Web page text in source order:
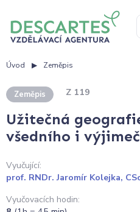
Úvod Zeměpis
Zeměpis Z 119
Užitečná
všedního i
Vyučující:
prof. RNDr. Jaromír Kolejka,
Vyučovacích hodin: